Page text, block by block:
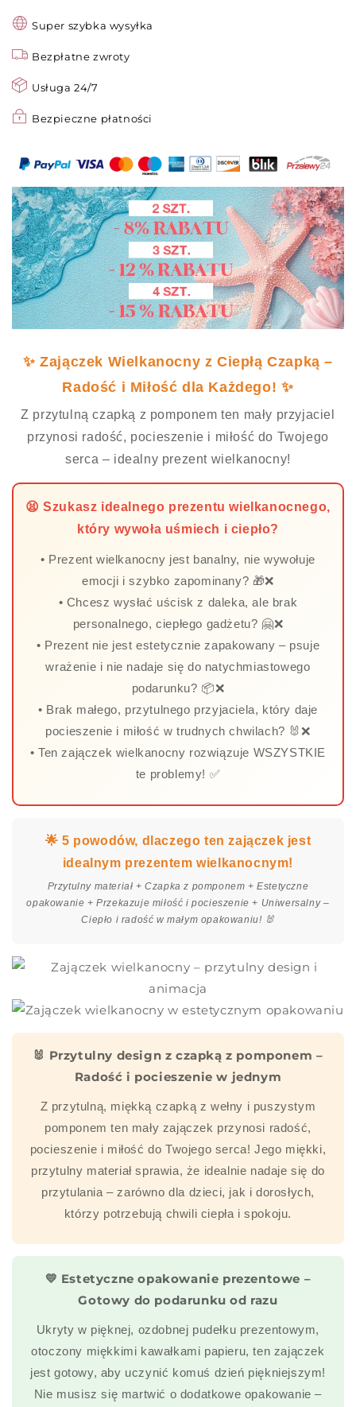
Radość
Miłość
Każdego!
Radość
Miłość
Każdego!
Super szybka wysyłka
Bezpłatne zwroty
Usługa 24/7
Bezpieczne płatności
✨ Zajączek Wielkanocny z Ciepłą Czapką –
Radość i Miłość dla Każdego! ✨
Z przytulną czapką z pomponem ten mały przyjaciel
przynosi radość, pocieszenie i miłość do Twojego
serca – idealny prezent wielkanocny!
😫 Szukasz idealnego prezentu wielkanocnego,
który wywoła uśmiech i ciepło?
• Prezent wielkanocny jest banalny, nie wywołuje
emocji i szybko zapominany? 🎁❌
• Chcesz wysłać uścisk z daleka, ale brak
personalnego, ciepłego gadżetu? 🤗❌
• Prezent nie jest estetycznie zapakowany – psuje
wrażenie i nie nadaje się do natychmiastowego
podarunku? 📦❌
• Brak małego, przytulnego przyjaciela, który daje
pocieszenie i miłość w trudnych chwilach? 🐰❌
• Ten zajączek wielkanocny rozwiązuje WSZYSTKIE
te problemy! ✅
🌟 5 powodów, dlaczego ten zajączek jest
idealnym prezentem wielkanocnym!
Przytulny materiał + Czapka z pomponem + Estetyczne
opakowanie + Przekazuje miłość i pocieszenie + Uniwersalny –
Ciepło i radość w małym opakowaniu! 🐰
🐰 Przytulny design z czapką z pomponem –
Radość i pocieszenie w jednym
Z przytulną, miękką czapką z wełny i puszystym
pomponem ten mały zajączek przynosi radość,
pocieszenie i miłość do Twojego serca! Jego miękki,
przytulny materiał sprawia, że idealnie nadaje się do
przytulania – zarówno dla dzieci, jak i dorosłych,
którzy potrzebują chwili ciepła i spokoju.
💛 Estetyczne opakowanie prezentowe –
Gotowy do podarunku od razu
Ukryty w pięknej, ozdobnej pudełku prezentowym,
otoczony miękkimi kawałkami papieru, ten zajączek
jest gotowy, aby uczynić komuś dzień piękniejszym!
Nie musisz się martwić o dodatkowe opakowanie –